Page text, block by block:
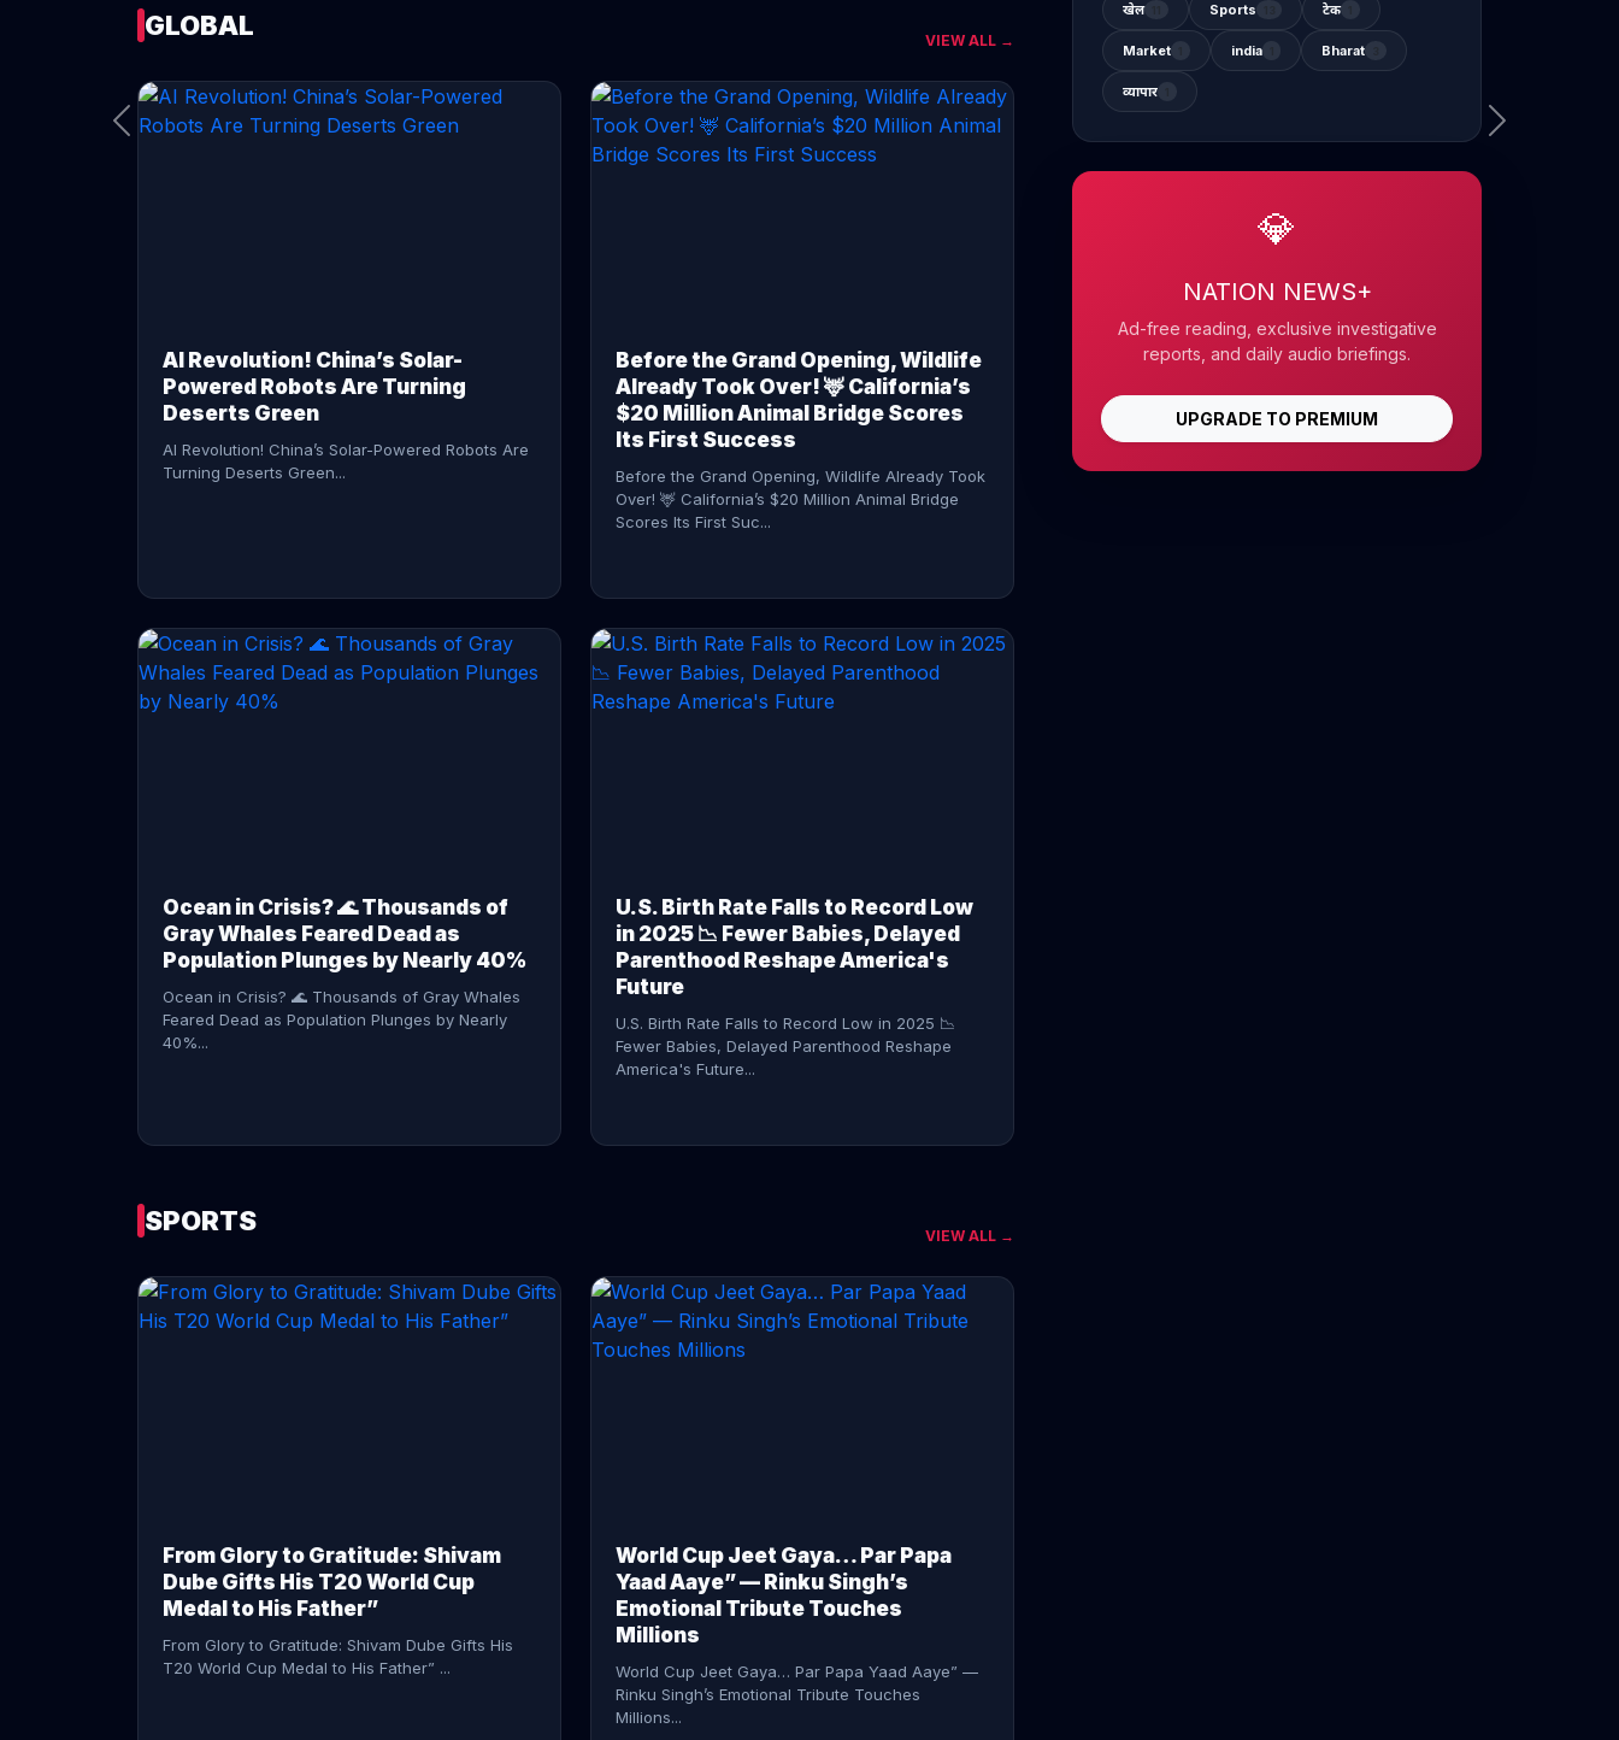
CONTINUE READING →
GLOBAL VIEW ALL →
AI Revolution! China’s Solar-
Powered Robots Are Turning
Deserts Green
AI Revolution! China’s Solar-Powered Robots Are
Turning Deserts Green...
Before the Grand Opening, Wildlife
Already Took Over! 🦌 California’s
$20 Million Animal Bridge Scores
Its First Success
Before the Grand Opening, Wildlife Already Took
Over! 🦌 California’s $20 Million Animal Bridge
Scores Its First Suc...
Ocean in Crisis? 🌊 Thousands of
Gray Whales Feared Dead as
Population Plunges by Nearly 40%
Ocean in Crisis? 🌊 Thousands of Gray Whales
Feared Dead as Population Plunges by Nearly
40%...
U.S. Birth Rate Falls to Record Low
in 2025 📉 Fewer Babies, Delayed
Parenthood Reshape America's
Future
U.S. Birth Rate Falls to Record Low in 2025 📉
Fewer Babies, Delayed Parenthood Reshape
America's Future...
CONTINUE READING →
SPORTS VIEW ALL →
From Glory to Gratitude: Shivam
Dube Gifts His T20 World Cup
Medal to His Father”
From Glory to Gratitude: Shivam Dube Gifts His
T20 World Cup Medal to His Father” ...
World Cup Jeet Gaya… Par Papa
Yaad Aaye” — Rinku Singh’s
Emotional Tribute Touches
Millions
World Cup Jeet Gaya… Par Papa Yaad Aaye” —
Rinku Singh’s Emotional Tribute Touches
Millions...
खेल Sports टेक
Market india Bharat
व्यापार
💎
NATION NEWS+
Ad-free reading, exclusive investigative
reports, and daily audio briefings.
UPGRADE TO PREMIUM